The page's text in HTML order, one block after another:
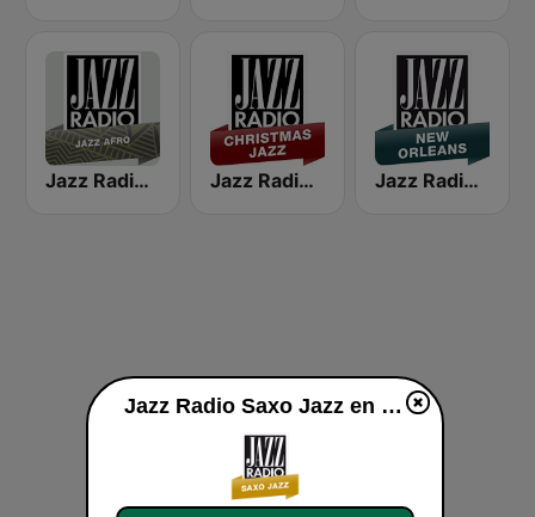
Jazz Radio Afro Jazz Jazz Radio Christmas Jazz Jazz Radio New Orleans
Jazz Radio Saxo Jazz en vivo